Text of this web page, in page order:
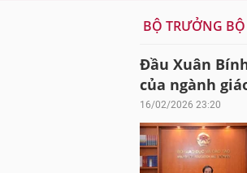
BỘ TRƯỞNG
Đầu Xuân
của ngành
16/02/2026 23:20